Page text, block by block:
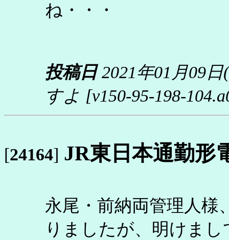
ね・・・
投稿日2021年01月09
すよ [v150-95-198-
[24164] JR東日本通勤形
永尾・前納両管理人様
りましたが、明けま